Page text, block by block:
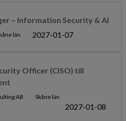
– Information Security & AI
län 2027-01-07
Officer (CISO) till
AB Skåne län
2027-01-08